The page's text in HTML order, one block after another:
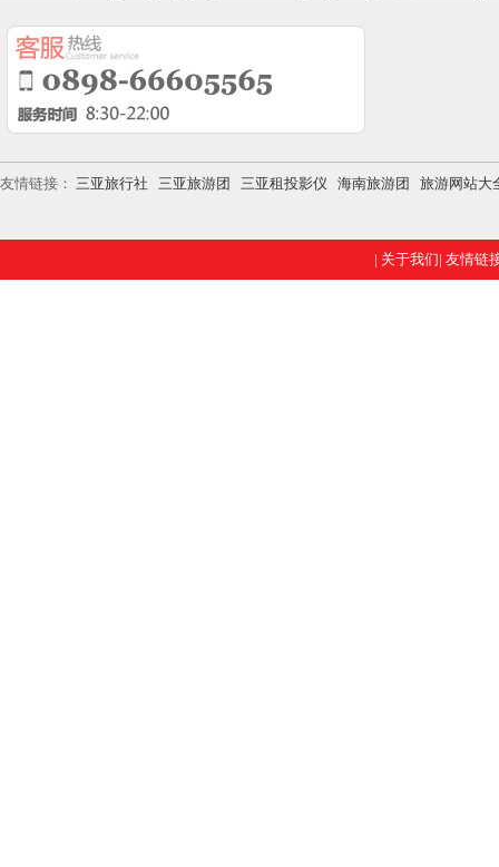
友情链接： 三亚旅行社 三亚旅游团 三亚租投影仪 海南旅游团 旅游网站大
| 关于我们|友情链